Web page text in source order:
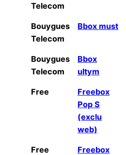
Telecom
Bouygues
Telecom
Bbox must
Bouygues
Telecom
Bbox
ultym
Free
Freebox
Pop S
(exclu
web)
Free
Freebox